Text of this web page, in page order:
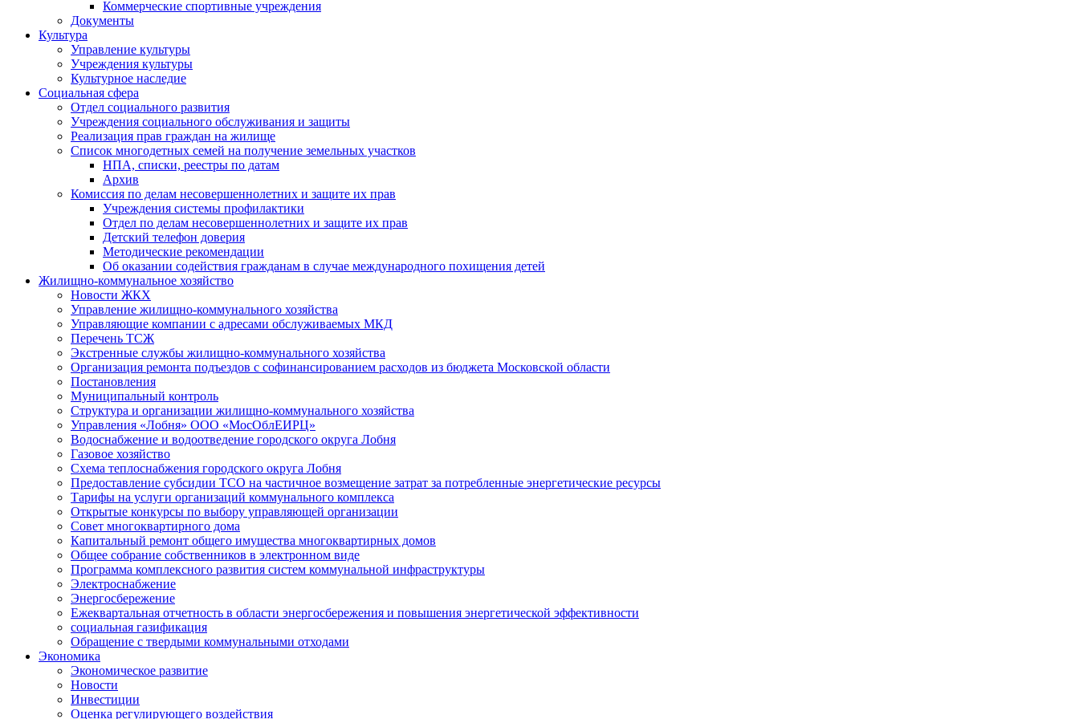
Коммерческие спортивные учреждения
Документы
Культура
Управление культуры
Учреждения культуры
Культурное наследие
Социальная сфера
Отдел социального развития
Учреждения социального обслуживания и защиты
Реализация прав граждан на жилище
Список многодетных семей на получение земельных участков
НПА, списки, реестры по датам
Архив
Комиссия по делам несовершеннолетних и защите их прав
Учреждения системы профилактики
Отдел по делам несовершеннолетних и защите их прав
Детский телефон доверия
Методические рекомендации
Об оказании содействия гражданам в случае международного похищения детей
Жилищно-коммунальное хозяйство
Новости ЖКХ
Управление жилищно-коммунального хозяйства
Управляющие компании с адресами обслуживаемых МКД
Перечень ТСЖ
Экстренные службы жилищно-коммунального хозяйства
Организация ремонта подъездов с софинансированием расходов из бюджета Московской области
Постановления
Муниципальный контроль
Структура и организации жилищно-коммунального хозяйства
Управления «Лобня» ООО «МосОблЕИРЦ»
Водоснабжение и водоотведение городского округа Лобня
Газовое хозяйство
Схема теплоснабжения городского округа Лобня
Предоставление субсидии ТСО на частичное возмещение затрат за потребленные энергетические ресурсы
Тарифы на услуги организаций коммунального комплекса
Открытые конкурсы по выбору управляющей организации
Совет многоквартирного дома
Капитальный ремонт общего имущества многоквартирных домов
Общее собрание собственников в электронном виде
Программа комплексного развития систем коммунальной инфраструктуры
Электроснабжение
Энергосбережение
Ежеквартальная отчетность в области энергосбережения и повышения энергетической эффективности
социальная газификация
Обращение с твердыми коммунальными отходами
Экономика
Экономическое развитие
Новости
Инвестиции
Оценка регулирующего воздействия